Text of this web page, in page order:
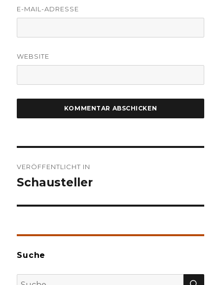
E-MAIL-ADRESSE
WEBSITE
VERÖFFENTLICHT IN
Schausteller
Suche
Suche